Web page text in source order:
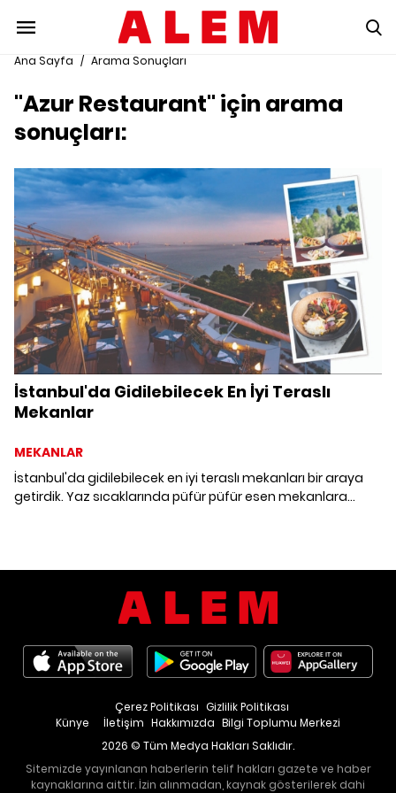
Ana Sayfa / Arama Sonuçları
"Azur Restaurant" için arama
sonuçları:
İstanbul'da Gidilebilecek En İyi Teraslı
Mekanlar
MEKANLAR
İstanbul'da gidilebilecek en iyi teraslı mekanları bir araya
getirdik. Yaz sıcaklarında püfür püfür esen mekanlara
Künye İletişim Hakkımızda Bilgi Toplumu Merkezi
Çerez Politikası Gizlilik Politikası
2026 © Tüm Medya Hakları Saklıdır.
Sitemizde yayınlanan haberlerin telif hakları gazete ve haber
kaynaklarına aittir. İzin alınmadan, kaynak gösterilerek dahi